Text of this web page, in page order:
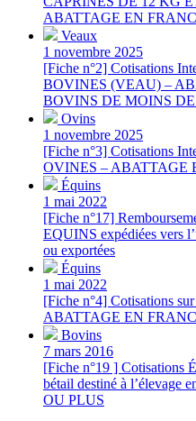
ABATTAGE EN
Veaux
1 novembre 2025
[Fiche n°2] Cotisations
BOVINES (VEAU) –
BOVINS DE MOINS
Ovins
1 novembre 2025
[Fiche n°3] Cotisations
OVINES – ABATTAGE
Équins
1 mai 2022
[Fiche n°17]
EQUINS expédiées vers
ou exportées
Équins
1 mai 2022
[Fiche n°4] Cotisations
ABATTAGE EN
Bovins
7 mars 2016
[Fiche n°19 ]
bétail destiné à l’élevage
OU PLUS